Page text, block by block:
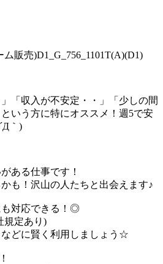
販売)D1_G_756_1101T(A)(D1)
「収入が不安定・・」「少しの間
いう方に特にオススメ！週5で安
｀)
ある仕事です！
も！沢山の人たちと出会えます♪
も対応できる！◎
規定あり)
どに賢く利用しましょう☆